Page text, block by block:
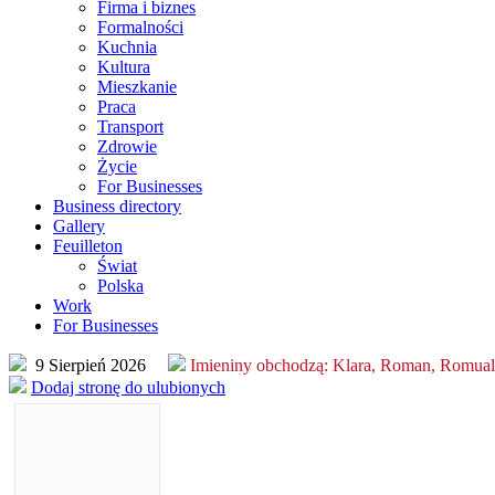
Firma i biznes
Formalności
Kuchnia
Kultura
Mieszkanie
Praca
Transport
Zdrowie
Życie
For Businesses
Business directory
Gallery
Feuilleton
Świat
Polska
Work
For Businesses
9 Sierpień 2026 Imieniny obchodzą: Klara, Roman,
Dodaj stronę do ulubionych